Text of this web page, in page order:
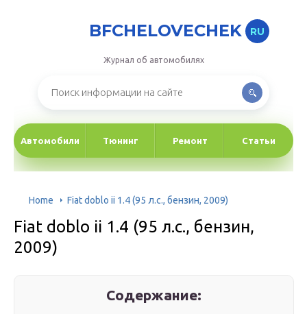
BFCHELOVECHEK RU
Журнал об автомобилях
Автомобили Тюнинг Ремонт Статьи
Home Fiat doblo ii 1.4 (95 л.с., бензин, 2009)
Fiat doblo ii 1.4 (95 л.с., бензин,
2009)
Содержание: